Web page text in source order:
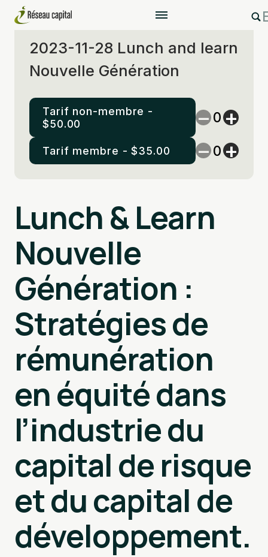
Lunch & Learn
Nouvelle
Génération :
Stratégies de
rémunération
en équité dans
l’industrie du
capital de risque
et du capital de
développement.
2023-11-28 Lunch and learn
Nouvelle Génération
Tarif non-membre -
$50.00 − +
Tarif membre -$35.00 − +
Ajouter au panier